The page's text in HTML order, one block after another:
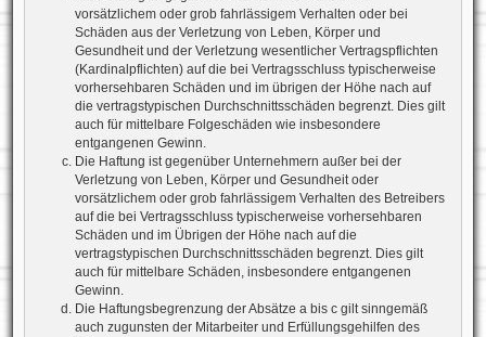
vorsätzlichem oder grob fahrlässigem Verhalten oder bei
Schäden aus der Verletzung von Leben, Körper und
Gesundheit und der Verletzung wesentlicher Vertragspflichten
(Kardinalpflichten) auf die bei Vertragsschluss typischerweise
vorhersehbaren Schäden und im übrigen der Höhe nach auf
die vertragstypischen Durchschnittsschäden begrenzt. Dies gilt
auch für mittelbare Folgeschäden wie insbesondere
entgangenen Gewinn.
Die Haftung ist gegenüber Unternehmern außer bei der
Verletzung von Leben, Körper und Gesundheit oder
vorsätzlichem oder grob fahrlässigem Verhalten des Betreibers
auf die bei Vertragsschluss typischerweise vorhersehbaren
Schäden und im Übrigen der Höhe nach auf die
vertragstypischen Durchschnittsschäden begrenzt. Dies gilt
auch für mittelbare Schäden, insbesondere entgangenen
Gewinn.
Die Haftungsbegrenzung der Absätze a bis c gilt sinngemäß
auch zugunsten der Mitarbeiter und Erfüllungsgehilfen des